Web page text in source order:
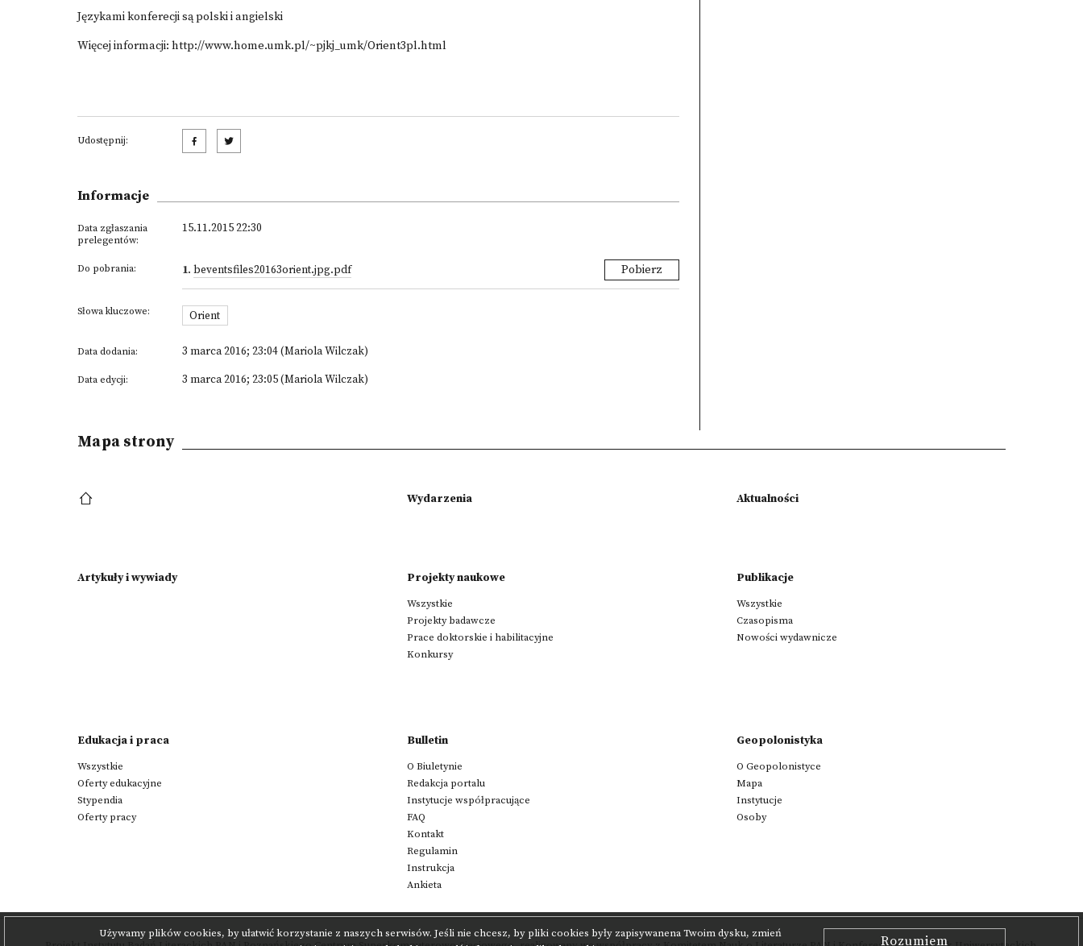
Językami konferecji są polski i angielski
Więcej informacji: http://www.home.umk.pl/~pjkj_umk/Orient3pl.html
Udostępnij:
Informacje
Data zgłaszania
prelegentów:
15.11.2015 22:30
Do pobrania: 1. beventsfiles20163orient.jpg.pdf Pobierz
Słowa kluczowe: Orient
Data dodania: 3 marca 2016; 23:04 (Mariola Wilczak)
Data edycji: 3 marca 2016; 23:05 (Mariola Wilczak)
Używamy plików cookies, by ułatwić korzystanie z naszych serwisów. Jeśli nie chcesz, by pliki cookies były zapisywanena Twoim dysku, zmień
Rozumiem
Mapa strony
Wydarzenia Aktualności
Artykuły i wywiady Projekty naukowe
Wszystkie
Projekty badawcze
Prace doktorskie i habilitacyjne
Konkursy
Publikacje
Wszystkie
Czasopisma
Nowości wydawnicze
Edukacja i praca
Wszystkie
Oferty edukacyjne
Stypendia
Oferty pracy
Bulletin
O Biuletynie
Redakcja portalu
Instytucje współpracujące
FAQ
Kontakt
Regulamin
Instrukcja
Ankieta
Geopolonistyka
O Geopolonistyce
Mapa
Instytucje
Osoby